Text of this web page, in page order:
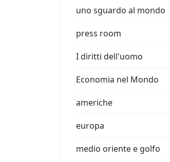
uno sguardo al mondo
press room
I diritti dell'uomo
Economia nel Mondo
americhe
europa
medio oriente e golfo